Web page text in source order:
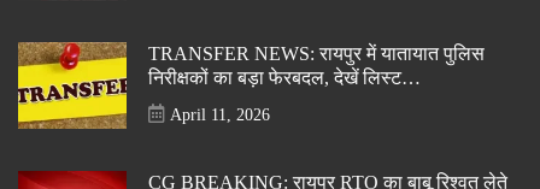
TRANSFER NEWS: रायपुर में यातायात पुलिस
निरीक्षकों का बड़ा फेरबदल, देखें लिस्ट…
April 11, 2026
CG BREAKING: रायपुर RTO का बाबू रिश्वत लेते